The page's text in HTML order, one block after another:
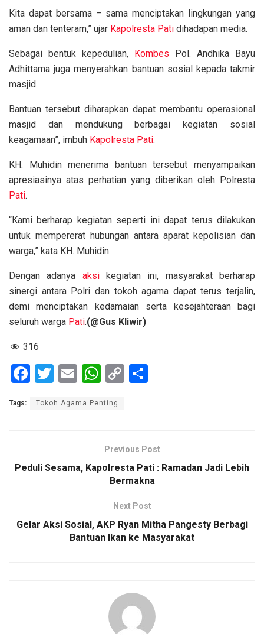
Kita dapat bersama – sama menciptakan lingkungan yang
aman dan tenteram,” ujar Kapolresta Pati dihadapan media.
Sebagai bentuk kepedulian, Kombes Pol. Andhika Bayu
Adhittama juga menyerahkan bantuan sosial kepada takmir
masjid.
Bantuan tersebut diharapkan dapat membantu operasional
masjid dan mendukung berbagai kegiatan sosial
keagamaan”, imbuh Kapolresta Pati.
KH. Muhidin menerima bantuan tersebut menyampaikan
apresiasinya atas perhatian yang diberikan oleh Polresta
Pati.
“Kami berharap kegiatan seperti ini dapat terus dilakukan
untuk mempererat hubungan antara aparat kepolisian dan
warga,” kata KH. Muhidin
Dengan adanya aksikegiatan ini, masyarakat berharap
sinergi antara Polri dan tokoh agama dapat terus terjalin,
demi menciptakan kedamaian serta kesejahteraan bagi
seluruh warga Pati.(@Gus Kliwir)
316
F
ce
o
T
tt
E
ail
W
at
A
p
p
C
n
k
Tags: Tokoh Agama Penting
Previous Post
Peduli Sesama, Kapolresta Pati : Ramadan Jadi Lebih
Bermakna
Next Post
Gelar Aksi Sosial, AKP Ryan Mitha Pangesty Berbagi
Bantuan Ikan ke Masyarakat